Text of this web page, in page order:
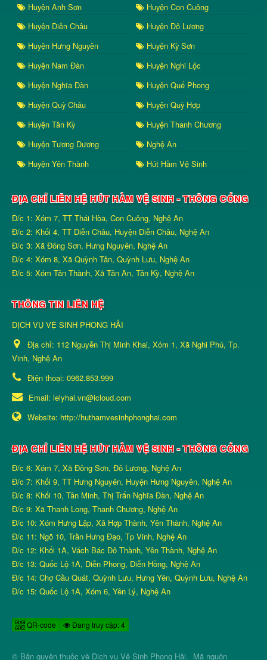
Huyện Anh Sơn
Huyện Con Cuông
Huyện Diễn Châu
Huyện Đô Lương
Huyện Hưng Nguyên
Huyện Kỳ Sơn
Huyện Nam Đàn
Huyện Nghi Lộc
Huyện Nghĩa Đàn
Huyện Quế Phong
Huyện Quỳ Châu
Huyện Quỳ Hợp
Huyện Tân Kỳ
Huyện Thanh Chương
Huyện Tương Dương
Nghệ An
Huyện Yên Thành
Hút Hầm Vệ Sinh
ĐỊA CHỈ LIÊN HỆ HÚT HẦM VỆ SINH - THÔNG CỐNG
Đ/c 1: Xóm 7, TT Thái Hòa, Con Cuông, Nghệ An
Đ/c 2: Khối 4, TT Diễn Châu, Huyện Diễn Châu, Nghệ An
Đ/c 3: Xã Đông Sơn, Hưng Nguyên, Nghệ An
Đ/c 4: Xóm 8, Xã Quỳnh Tân, Quỳnh Lưu, Nghệ An
Đ/c 5: Xóm Tân Thành, Xã Tân An, Tân Kỳ, Nghệ An
THÔNG TIN LIÊN HỆ
DỊCH VỤ VỆ SINH PHONG HẢI
Địa chỉ: 112 Nguyễn Thị Minh Khai, Xóm 1, Xã Nghi Phú, Tp.
Vinh, Nghệ An
Điện thoại: 0962.853.999
Email: lelyhai.vn@icloud.com
Website: http://huthamvesinhphonghai.com
ĐỊA CHỈ LIÊN HỆ HÚT HẦM VỆ SINH - THÔNG CỐNG
Đ/c 6: Xóm 7, Xã Đông Sơn, Đô Lương, Nghệ An
Đ/c 7: Khối 9, TT Hưng Nguyên, Huyện Hưng Nguyên, Nghệ An
Đ/c 8: Khối 10, Tân Minh, Thị Trấn Nghĩa Đàn, Nghệ An
Đ/c 9: Xã Thanh Long, Thanh Chương, Nghệ An
Đ/c 10: Xóm Hưng Lập, Xã Hợp Thành, Yên Thành, Nghệ An
Đ/c 11: Ngõ 10, Trần Hưng Đạo, Tp Vinh, Nghệ An
Đ/c 12: Khối 1A, Vách Bác Đô Thành, Yên Thành, Nghệ An
Đ/c 13: Quốc Lộ 1A, Diễn Phong, Diễn Hồng, Nghệ An
Đ/c 14: Chợ Cầu Quát, Quỳnh Lưu, Hưng Yên, Quỳnh Lưu, Nghệ An
Đ/c 15: Quốc Lộ 1A, Xóm 6, Yên Lý, Nghệ An
QR-code Đang truy cập: 4
© Bản quyền thuộc về Dịch vụ Vệ Sinh Phong Hải. Mã nguồn